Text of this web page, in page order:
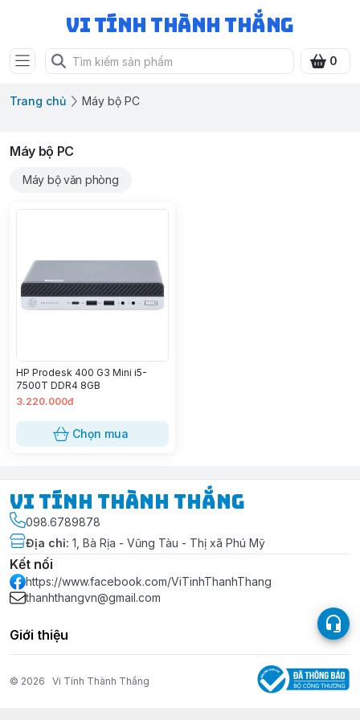
Vi Tính Thành Thắng
0
Trang chủ Máy bộ PC
Máy bộ PC
Máy bộ văn phòng
HP Prodesk 400 G3 Mini i5-
7500T DDR4 8GB
3.220.000đ
Chọn mua
Vi Tính Thành Thắng
098.6789878
Địa chỉ: 1, Bà Rịa - Vũng Tàu - Thị xã Phú Mỹ
Kết nối
https://www.facebook.com/ViTinhThanhThang
thanhthangvn@gmail.com
Giới thiệu
© 2026 Vi Tính Thành Thắng